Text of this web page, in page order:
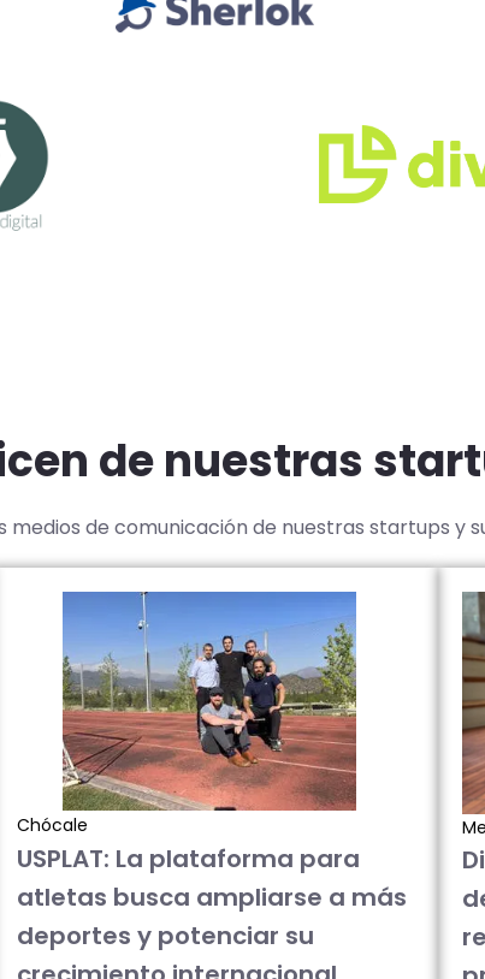
de nuestras
medios de comunicación de nuestras startups y
Chócale
USPLAT: La plataforma para
atletas busca ampliarse a más
deportes y potenciar su